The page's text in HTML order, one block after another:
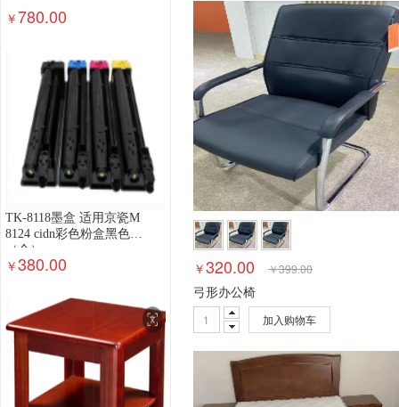
￥780.00
TK-8118墨盒 适用京瓷M
8124 cidn彩色粉盒黑色
（个）
￥380.00 ￥320.00 ￥399.00
弓形办公椅
加入购物车